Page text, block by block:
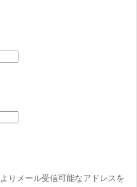
よりメール受信可能なアドレスを